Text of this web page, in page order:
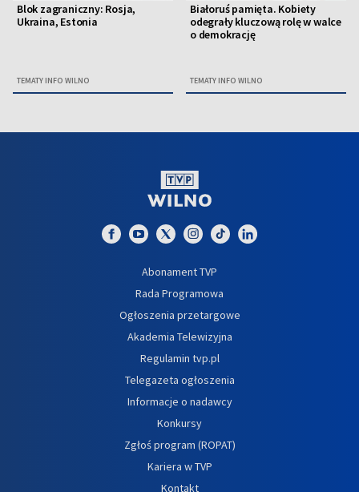
Blok zagraniczny: Rosja,
Ukraina, Estonia
TEMATY INFO WILNO
Białoruś pamięta. Kobiety
odegrały kluczową rolę w walce
o demokrację
TEMATY INFO WILNO
Abonament TVP
Rada Programowa
Ogłoszenia przetargowe
Akademia Telewizyjna
Regulamin tvp.pl
Telegazeta ogłoszenia
Informacje o nadawcy
Konkursy
Zgłoś program (ROPAT)
Kariera w TVP
Kontakt